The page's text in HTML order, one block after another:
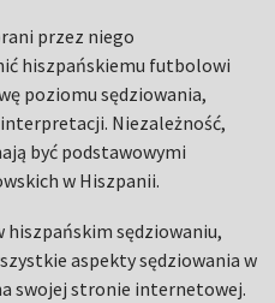
przez niego
hiszpańskiemu futbolowi
poziomu sędziowania,
Niezależność,
być podstawowymi
w Hiszpanii.
hiszpańskim sędziowaniu,
aspekty sędziowania w
swojej stronie internetowej.